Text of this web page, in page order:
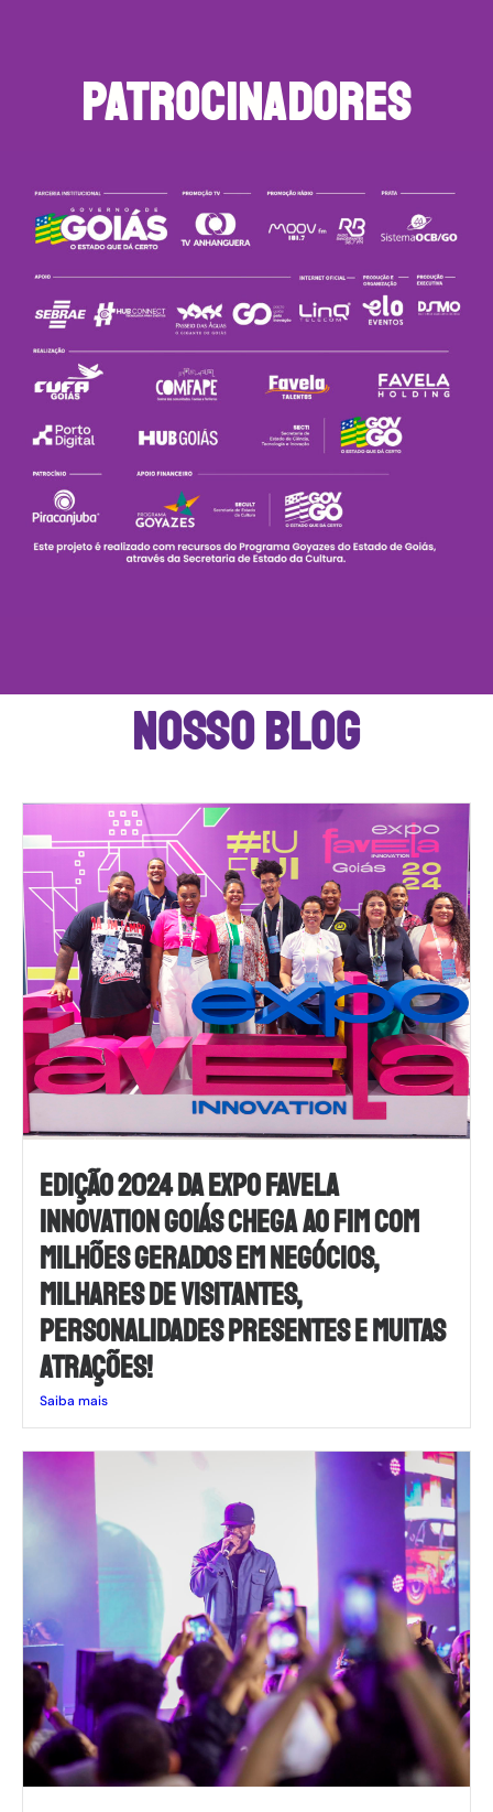
PATROCINADORES
NOSSO BLOG
EDIÇÃO 2024 DA EXPO FAVELA
INNOVATION GOIÁS CHEGA AO FIM COM
MILHÕES GERADOS EM NEGÓCIOS,
MILHARES DE VISITANTES,
PERSONALIDADES PRESENTES E MUITAS
ATRAÇÕES!
Saiba mais